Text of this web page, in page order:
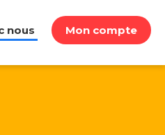
nous Mon compte